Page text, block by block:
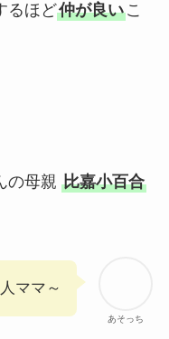
るほど仲が良いこ
の母親 比嘉小百合
あそっち
ママ～